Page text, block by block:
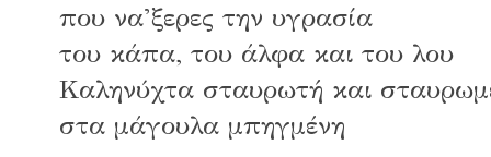
που να'ξερες την υγρασία
του κάπα, του άλφα και του λου
Καληνύχτα σταυρωτή και
στα μάγουλα μπηγμένη